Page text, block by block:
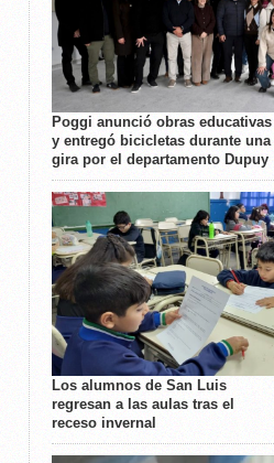
Poggi anunció obras educativas
y entregó bicicletas durante una
gira por el departamento Dupuy
Los alumnos de San Luis
regresan a las aulas tras el
receso invernal